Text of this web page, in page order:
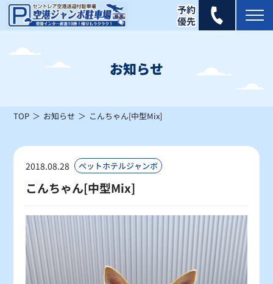
2026年 8月
日
1
×
2 3 4 5 6
△
10
△
11
△
12
△
13
△ △ 〇 〇 〇 〇
23
〇
24
〇
25
〇 〇 〇
28
〇
29
〇
お知らせ
TOP お知らせ こんちゃん[中型Mix]
2018.08.28 ペットホテルジャンボ
こんちゃん[中型Mix]